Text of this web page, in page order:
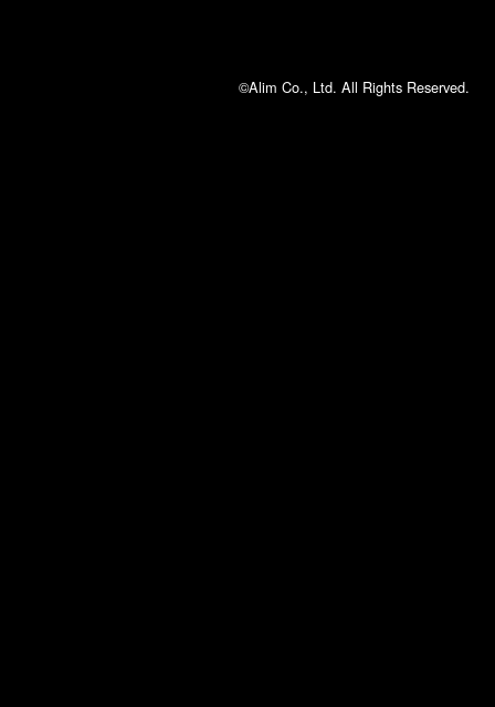
©Alim Co., Ltd. All Rights Reserved.